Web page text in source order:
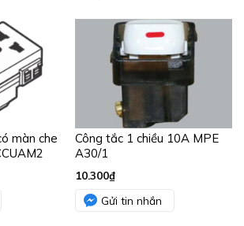
màn che
Công tắc 1 chiều 10A MPE
A30/1
10.300₫
Gửi tin nhắn